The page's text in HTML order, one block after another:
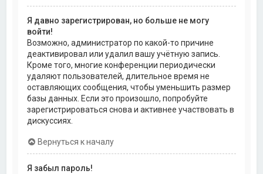
Я давно зарегистрирован, но больше не могу
войти!
Возможно, администратор по какой-то причине
деактивировал или удалил вашу учётную запись.
Кроме того, многие конференции периодически
удаляют пользователей, длительное время не
оставляющих сообщения, чтобы уменьшить размер
базы данных. Если это произошло, попробуйте
зарегистрироваться снова и активнее участвовать в
дискуссиях.
Вернуться к началу
Я забыл пароль!